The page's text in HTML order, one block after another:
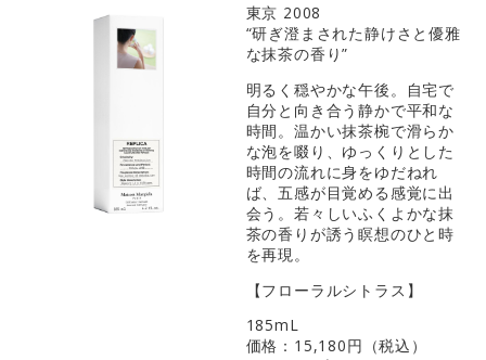
東京 2008
“研ぎ澄まされた静けさと優雅
な抹茶の香り”
明るく穏やかな午後。自宅で
自分と向き合う静かで平和な
時間。温かい抹茶椀で滑らか
な泡を啜り、ゆっくりとした
時間の流れに身をゆだねれ
ば、五感が目覚める感覚に出
会う。若々しいふくよかな抹
茶の香りが誘う瞑想のひと時
を再現。
【フローラルシトラス】
185mL
価格：15,180円（税込）